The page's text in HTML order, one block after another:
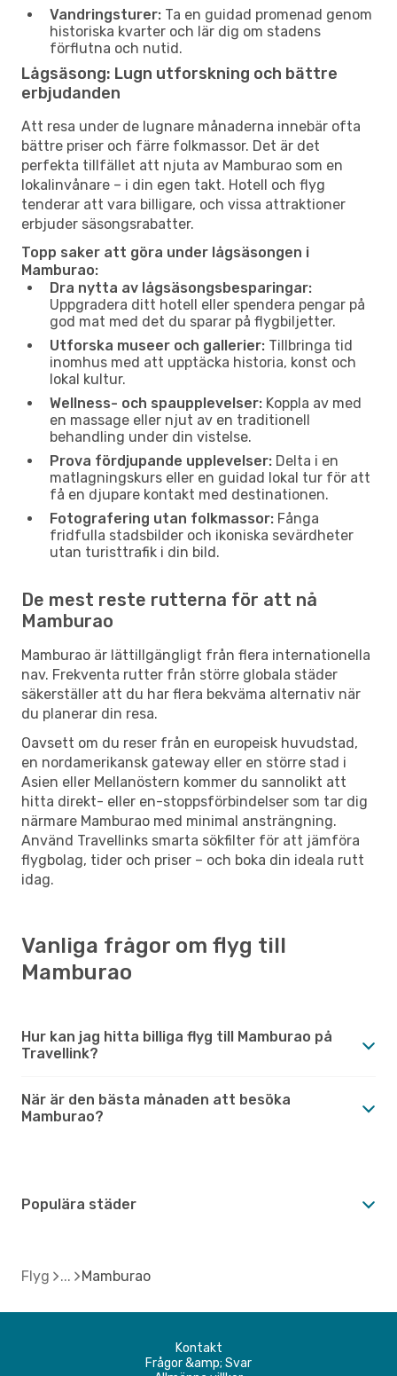
Vandringsturer: Ta en guidad promenad genom
historiska kvarter och lär dig om stadens
förflutna och nutid.
Lågsäsong: Lugn utforskning och bättre
erbjudanden
Att resa under de lugnare månaderna innebär ofta
bättre priser och färre folkmassor. Det är det
perfekta tillfället att njuta av Mamburao som en
lokalinvånare – i din egen takt. Hotell och flyg
tenderar att vara billigare, och vissa attraktioner
erbjuder säsongsrabatter.
Topp saker att göra under lågsäsongen i
Mamburao:
Dra nytta av lågsäsongsbesparingar:
Uppgradera ditt hotell eller spendera pengar på
god mat med det du sparar på flygbiljetter.
Utforska museer och gallerier: Tillbringa tid
inomhus med att upptäcka historia, konst och
lokal kultur.
Wellness- och spaupplevelser: Koppla av med
en massage eller njut av en traditionell
behandling under din vistelse.
Prova fördjupande upplevelser: Delta i en
matlagningskurs eller en guidad lokal tur för att
få en djupare kontakt med destinationen.
Fotografering utan folkmassor: Fånga
fridfulla stadsbilder och ikoniska sevärdheter
utan turisttrafik i din bild.
De mest reste rutterna för att nå
Mamburao
Mamburao är lättillgängligt från flera internationella
nav. Frekventa rutter från större globala städer
säkerställer att du har flera bekväma alternativ när
du planerar din resa.
Oavsett om du reser från en europeisk huvudstad,
en nordamerikansk gateway eller en större stad i
Asien eller Mellanöstern kommer du sannolikt att
hitta direkt- eller en-stoppsförbindelser som tar dig
närmare Mamburao med minimal ansträngning.
Använd Travellinks smarta sökfilter för att jämföra
flygbolag, tider och priser – och boka din ideala rutt
idag.
Vanliga frågor om flyg till
Mamburao
Hur kan jag hitta billiga flyg till Mamburao på
Travellink?
När är den bästa månaden att besöka
Mamburao?
Populära städer
Flyg Mamburao
Kontakt
Frågor &amp; Svar